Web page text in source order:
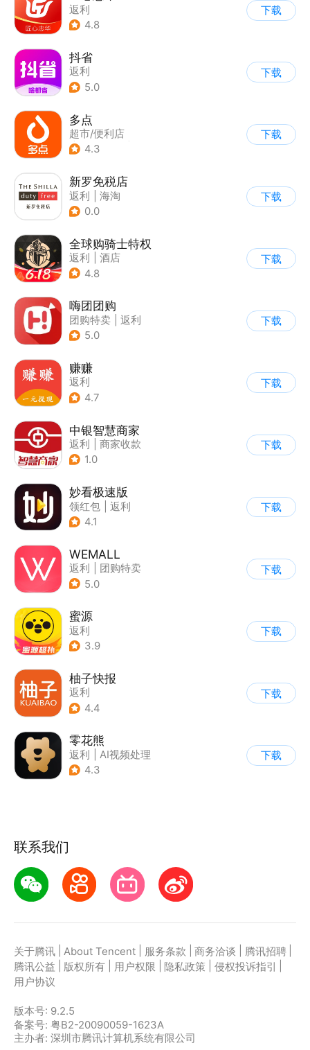
返利
4.8
下载
抖省
返利
5.0
下载
多点
超市/便利店
| 生鲜/买菜
4.3
下载
新罗免税店
返利
海淘
0.0
下载
全球购骑士特权
返利
酒店
4.8
下载
嗨团团购
团购特卖
返利
5.0
下载
赚赚
返利
4.7
下载
中银智慧商家
返利
商家收款
1.0
下载
妙看极速版
领红包
返利
4.1
下载
WEMALL
返利
团购特卖
5.0
下载
蜜源
返利
3.9
下载
柚子快报
返利
4.4
下载
零花熊
返利
AI视频处理
4.3
下载
联系我们
关于腾讯 About Tencent 服务条款 商务洽谈 腾讯招聘
腾讯公益
版权所有 用户权限 隐私政策 侵权投诉指引
用户协议
版本号: 9.2.5
备案号: 粤B2-20090059-1623A
主办者: 深圳市腾讯计算机系统有限公司